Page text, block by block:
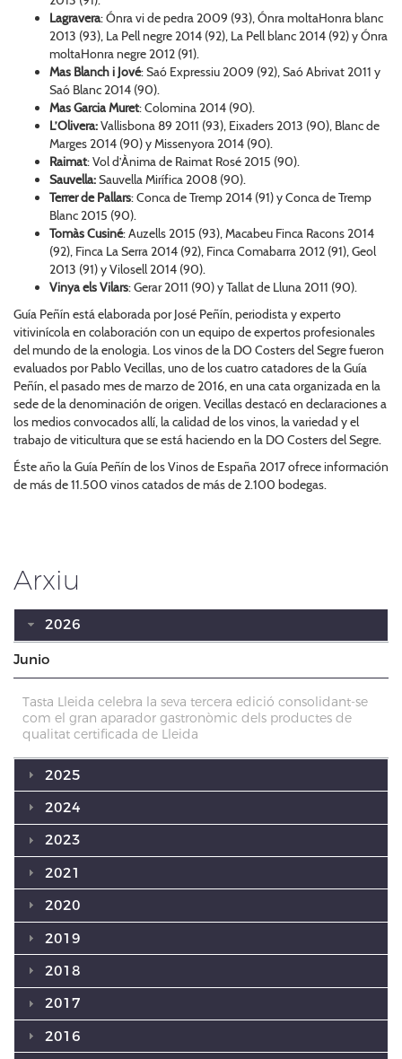
Lagravera: Ónra vi de pedra 2009 (93), Ónra moltaHonra blanc
2013 (93), La Pell negre 2014 (92), La Pell blanc 2014 (92) y Ónra
moltaHonra negre 2012 (91).
Mas Blanch i Jové: Saó Expressiu 2009 (92), Saó Abrivat 2011 y
Saó Blanc 2014 (90).
Mas Garcia Muret: Colomina 2014 (90).
L’Olivera:Vallisbona 89 2011 (93), Eixaders 2013 (90), Blanc de
Marges 2014 (90) y Missenyora 2014 (90).
Raimat: Vol d’Ànima de Raimat Rosé 2015 (90).
Sauvella:Sauvella Mirífica 2008 (90).
Terrer de Pallars: Conca de Tremp 2014 (91) y Conca de Tremp
Blanc 2015 (90).
Tomàs Cusiné: Auzells 2015 (93), Macabeu Finca Racons 2014
(92), Finca La Serra 2014 (92), Finca Comabarra 2012 (91), Geol
2013 (91) y Vilosell 2014 (90).
Vinya els Vilars: Gerar 2011 (90) y Tallat de Lluna 2011 (90).
Guía Peñín está elaborada por José Peñín, periodista y experto
vitivinícola en colaboración con un equipo de expertos profesionales
del mundo de la enologia. Los vinos de la DO Costers del Segre fueron
evaluados por Pablo Vecillas, uno de los cuatro catadores de la Guía
Peñín, el pasado mes de marzo de 2016, en una cata organizada en la
sede de la denominación de origen. Vecillas destacó en declaraciones a
los medios convocados allí, la calidad de los vinos, la variedad y el
trabajo de viticultura que se está haciendo en la DO Costers del Segre.
Éste año la Guía Peñín de los Vinos de España 2017 ofrece información
de más de 11.500 vinos catados de más de 2.100 bodegas.
Arxiu
2026
Junio
Tasta Lleida celebra la seva tercera edició consolidant-se
com el gran aparador gastronòmic dels productes de
qualitat certificada de Lleida
2025
2024
2023
2021
2020
2019
2018
2017
2016